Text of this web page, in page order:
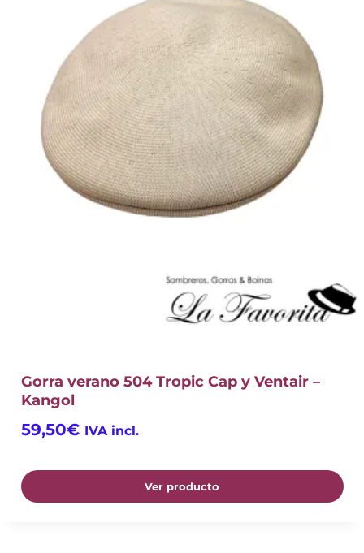
Gorra verano 504 Tropic Cap y Ventair –
Kangol
59,50€ IVA incl.
Ver producto